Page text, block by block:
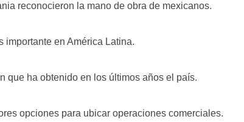
reconocieron la mano de obra de mexicanos.
importante en América Latina.
que ha obtenido en los últimos años el país.
opciones para ubicar operaciones comerciales.